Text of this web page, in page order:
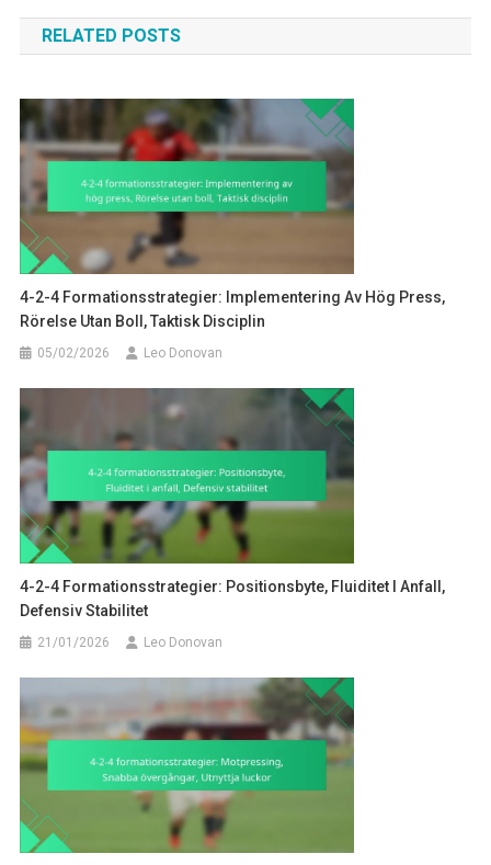
navigation
RELATED POSTS
4-2-4 Formationsstrategier: Implementering Av Hög Press,
Rörelse Utan Boll, Taktisk Disciplin
05/02/2026 Leo Donovan
4-2-4 Formationsstrategier: Positionsbyte, Fluiditet I Anfall,
Defensiv Stabilitet
21/01/2026 Leo Donovan